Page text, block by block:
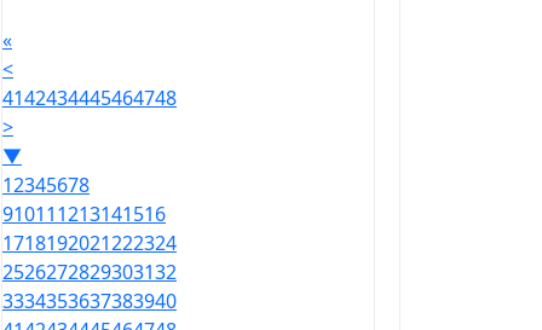
«
<
4142434445464748
>
▼
12345678
910111213141516
1718192021222324
2526272829303132
3334353637383940